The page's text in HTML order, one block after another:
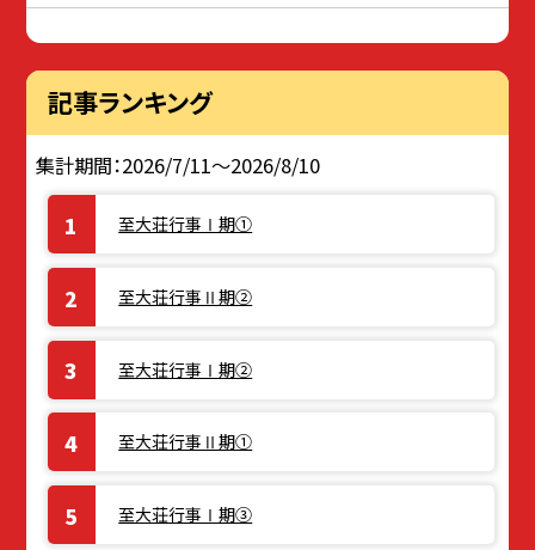
記事ランキング
集計期間：2026/7/11～2026/8/10
至大荘行事Ⅰ期①
至大荘行事Ⅱ期②
至大荘行事Ⅰ期②
至大荘行事Ⅱ期①
至大荘行事Ⅰ期③